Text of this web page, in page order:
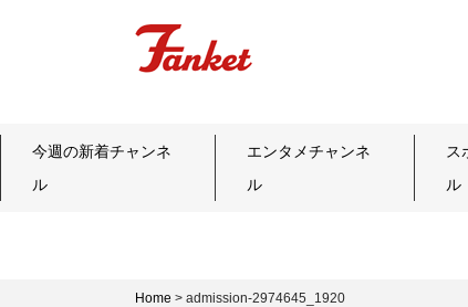
今週の新着チャンネ
ル
エンタメチャンネ
ル
ス
ル
Home > admission-2974645_1920